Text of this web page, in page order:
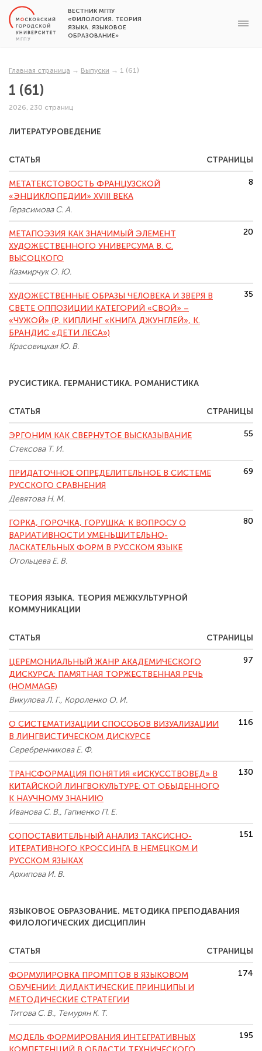
ВЕСТНИК МГПУ
«ФИЛОЛОГИЯ. ТЕОРИЯ
ЯЗЫКА. ЯЗЫКОВОЕ
ОБРАЗОВАНИЕ»
Главная страница → Выпуски → 1 (61)
1 (61)
2026, 230 страниц
ЛИТЕРАТУРОВЕДЕНИЕ
СТАТЬЯ СТРАНИЦЫ
МЕТАТЕКСТОВОСТЬ ФРАНЦУЗСКОЙ
«ЭНЦИКЛОПЕДИИ» XVIII ВЕКА
Герасимова С. А.
8
МЕТАПОЭЗИЯ КАК ЗНАЧИМЫЙ ЭЛЕМЕНТ
ХУДОЖЕСТВЕННОГО УНИВЕРСУМА В. С.
ВЫСОЦКОГО
Казмирчук О. Ю.
20
ХУДОЖЕСТВЕННЫЕ ОБРАЗЫ ЧЕЛОВЕКА И ЗВЕРЯ В
СВЕТЕ ОППОЗИЦИИ КАТЕГОРИЙ «СВОЙ» –
«ЧУЖОЙ» (Р. КИПЛИНГ «КНИГА ДЖУНГЛЕЙ», К.
БРАНДИС «ДЕТИ ЛЕСА»)
Красовицкая Ю. В.
35
РУСИСТИКА. ГЕРМАНИСТИКА. РОМАНИСТИКА
СТАТЬЯ СТРАНИЦЫ
ЭРГОНИМ КАК СВЕРНУТОЕ ВЫСКАЗЫВАНИЕ
Стексова Т. И.
55
ПРИДАТОЧНОЕ ОПРЕДЕЛИТЕЛЬНОЕ В СИСТЕМЕ
РУССКОГО СРАВНЕНИЯ
Девятова Н. М.
69
ГОРКА, ГОРОЧКА, ГОРУШКА: К ВОПРОСУ О
ВАРИАТИВНОСТИ УМЕНЬШИТЕЛЬНО-
ЛАСКАТЕЛЬНЫХ ФОРМ В РУССКОМ ЯЗЫКЕ
Огольцева Е. В.
80
ТЕОРИЯ ЯЗЫКА. ТЕОРИЯ МЕЖКУЛЬТУРНОЙ
КОММУНИКАЦИИ
СТАТЬЯ СТРАНИЦЫ
ЦЕРЕМОНИАЛЬНЫЙ ЖАНР АКАДЕМИЧЕСКОГО
ДИСКУРСА: ПАМЯТНАЯ ТОРЖЕСТВЕННАЯ РЕЧЬ
(HOMMAGE)
Викулова Л. Г., Короленко О. И.
97
О СИСТЕМАТИЗАЦИИ СПОСОБОВ ВИЗУАЛИЗАЦИИ
В ЛИНГВИСТИЧЕСКОМ ДИСКУРСЕ
Серебренникова Е. Ф.
116
ТРАНСФОРМАЦИЯ ПОНЯТИЯ «ИСКУССТВОВЕД» В
КИТАЙСКОЙ ЛИНГВОКУЛЬТУРЕ: ОТ ОБЫДЕННОГО
К НАУЧНОМУ ЗНАНИЮ
Иванова С. В., Гапиенко П. Е.
130
CОПОСТАВИТЕЛЬНЫЙ АНАЛИЗ ТАКСИСНО-
ИТЕРАТИВНОГО КРОССИНГА В НЕМЕЦКОМ И
РУССКОМ ЯЗЫКАХ
Архипова И. В.
151
ЯЗЫКОВОЕ ОБРАЗОВАНИЕ. МЕТОДИКА ПРЕПОДАВАНИЯ
ФИЛОЛОГИЧЕСКИХ ДИСЦИПЛИН
СТАТЬЯ СТРАНИЦЫ
ФОРМУЛИРОВКА ПРОМПТОВ В ЯЗЫКОВОМ
ОБУЧЕНИИ: ДИДАКТИЧЕСКИЕ ПРИНЦИПЫ И
МЕТОДИЧЕСКИЕ СТРАТЕГИИ
Титова С. В., Темурян К. Т.
174
МОДЕЛЬ ФОРМИРОВАНИЯ ИНТЕГРАТИВНЫХ
195